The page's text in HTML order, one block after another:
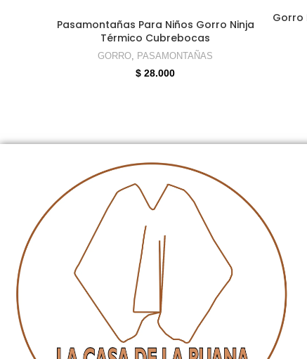
SELECCIONAR OPCIONES
Pasamontañas Para Niños Gorro Ninja
Térmico Cubrebocas
GORRO, PASAMONTAÑAS
$ 28.000
Gorro